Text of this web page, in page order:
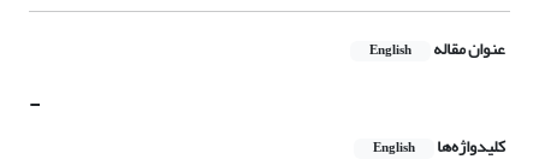
عنوان مقاله English
-
کلیدواژه‌ها English